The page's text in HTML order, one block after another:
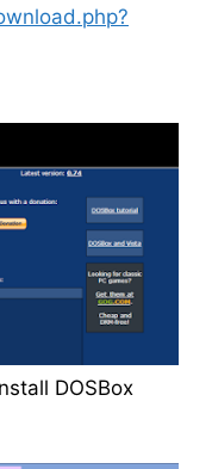
DOSBox